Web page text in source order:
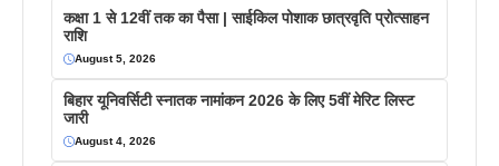
कक्षा 1 से 12वीं तक का पैसा | साईकिल पोशाक छात्रवृति प्रोत्साहन
राशि
August 5, 2026
बिहार यूनिवर्सिटी स्नातक नामांकन 2026 के लिए 5वीं मेरिट लिस्ट
जारी
August 4, 2026